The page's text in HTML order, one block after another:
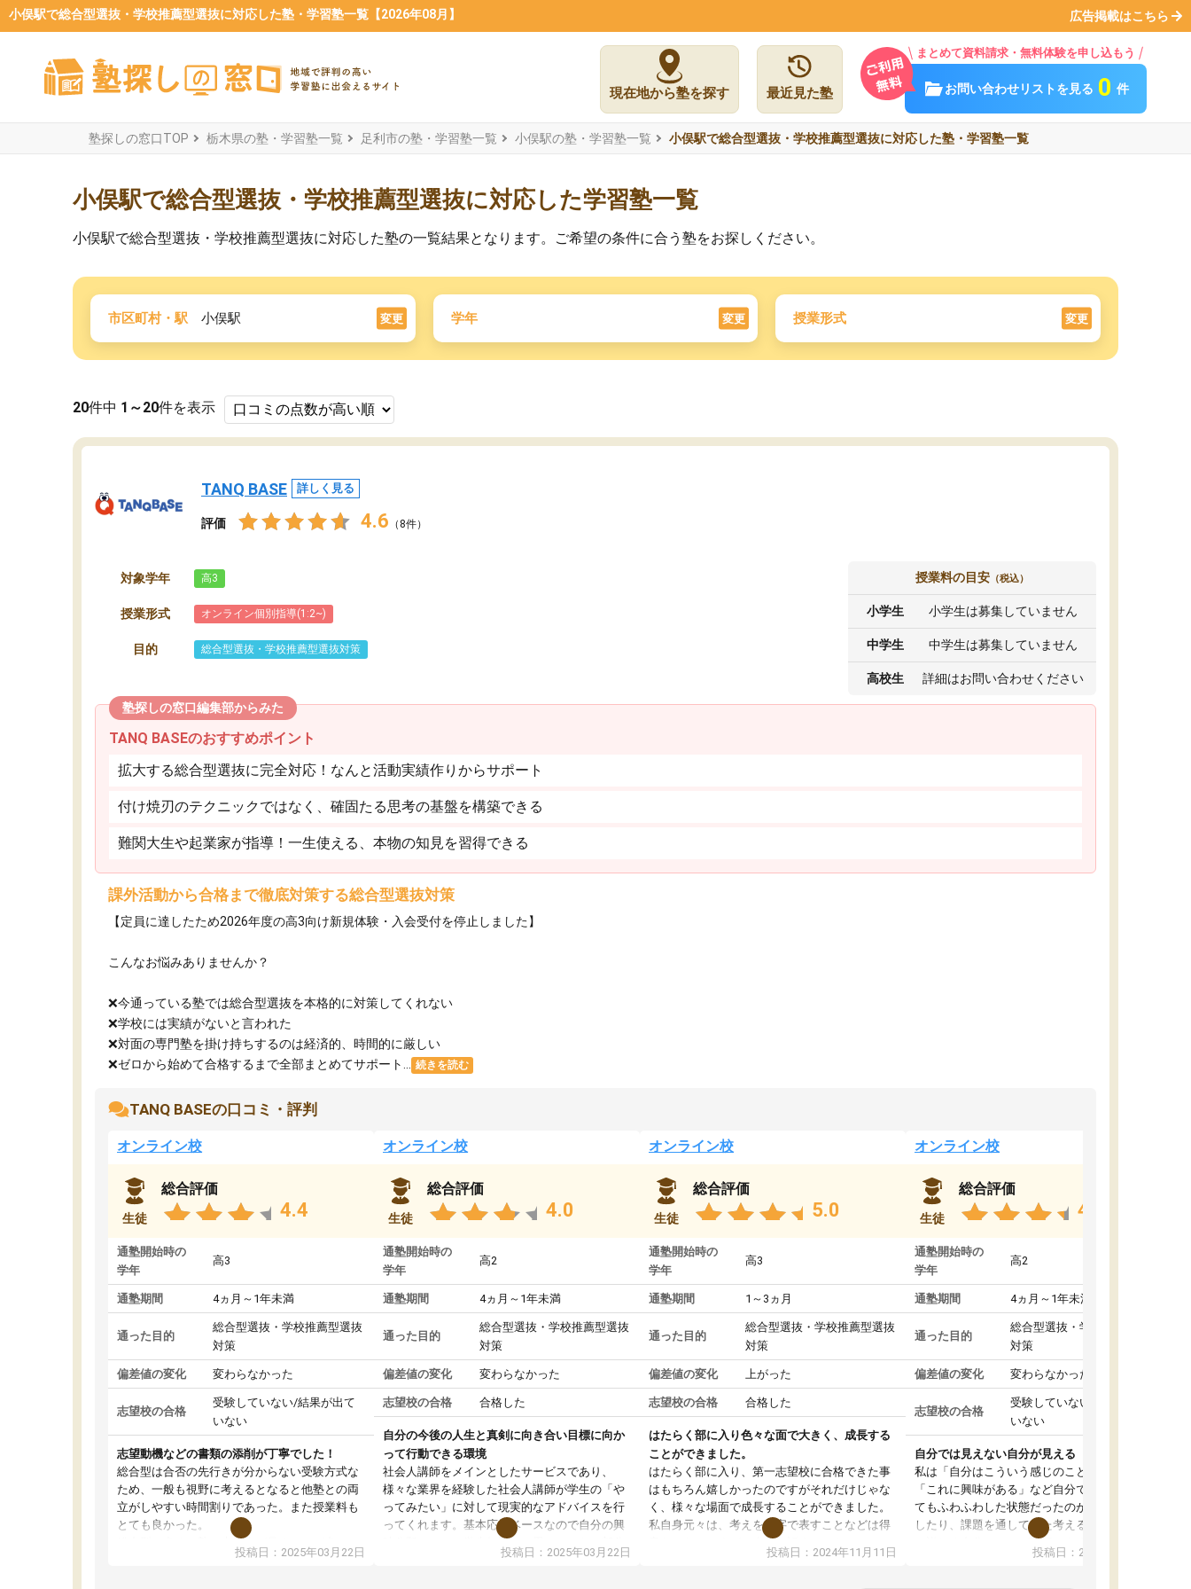
小俣駅で総合型選抜・学校推薦型選抜に対応した塾・学習塾一覧【2026年08月】 広告掲載はこちら
現在地から塾を探す 最近見た塾
まとめて資料請求・無料体験を申し込もう
お問い合わせリストを見る 0 件
塾探しの窓口TOP 栃木県の塾・学習塾一覧 足利市の塾・学習塾一覧 小俣駅の塾・学習塾一覧 小俣駅で総合型選抜・学校推薦型選抜に対応した塾・学習塾一覧
小俣駅で総合型選抜・学校推薦型選抜に対応した学習塾一覧
小俣駅で総合型選抜・学校推薦型選抜に対応した塾の一覧結果となります。ご希望の条件に合う塾をお探しください。
市区町村・駅 小俣駅 変更 学年 変更 授業形式 変更
20件中 1～20件を表示
TANQ BASE 詳しく見る
評価 4.6 （8件）
対象学年 高3
授業形式 オンライン個別指導(1:2~)
目的 総合型選抜・学校推薦型選抜対策
授業料の目安 （税込）
小学生 小学生は募集していません
中学生 中学生は募集していません
高校生 詳細はお問い合わせください
塾探しの窓口編集部からみた
TANQ BASEのおすすめポイント
拡大する総合型選抜に完全対応！なんと活動実績作りからサポート
付け焼刃のテクニックではなく、確固たる思考の基盤を構築できる
難関大生や起業家が指導！一生使える、本物の知見を習得できる
課外活動から合格まで徹底対策する総合型選抜対策
【定員に達したため2026年度の高3向け新規体験・入会受付を停止しました】
こんなお悩みありませんか？
❌今通っている塾では総合型選抜を本格的に対策してくれない
❌学校には実績がないと言われた
❌対面の専門塾を掛け持ちするのは経済的、時間的に厳しい
❌ゼロから始めて合格するまで全部まとめてサポート...
続きを読む
TANQ BASEの口コミ・評判
オンライン校
生徒
総合評価
4.4
通塾開始時の
学年
高3
通塾期間 4ヵ月～1年未満
通った目的
総合型選抜・学校推薦型選抜
対策
偏差値の変化 変わらなかった
志望校の合格
受験していない/結果が出て
いない
志望動機などの書類の添削が丁寧でした！
総合型は合否の先行きが分からない受験方式な
ため、一般も視野に考えるとなると他塾との両
立がしやすい時間割りであった。また授業料も
とても良かった。
総合型の多くの塾は大学生が見ることが多い
が、はたらく部総合型コースは大学生の目だけ
投稿日：2025年03月22日
オンライン校
生徒
総合評価
4.0
通塾開始時の
学年
高2
通塾期間 4ヵ月～1年未満
通った目的
総合型選抜・学校推薦型選抜
対策
偏差値の変化 変わらなかった
志望校の合格 合格した
自分の今後の人生と真剣に向き合い目標に向か
って行動できる環境
社会人講師をメインとしたサービスであり、
様々な業界を経験した社会人講師が学生の「や
ってみたい」に対して現実的なアドバイスを行
ってくれます。基本応援ベースなので自分の興
味分野について学生知識では思いつかない部分
まで深ぼる事が出来ます。
投稿日：2025年03月22日
オンライン校
生徒
総合評価
5.0
通塾開始時の
学年
高3
通塾期間 1～3ヵ月
通った目的
総合型選抜・学校推薦型選抜
対策
偏差値の変化 上がった
志望校の合格 合格した
はたらく部に入り色々な面で大きく、成長する
ことができました。
はたらく部に入り、第一志望校に合格できた事
はもちろん嬉しかったのですがそれだけじゃな
く、様々な場面で成長することができました。
私自身元々は、考えを文字で表すことなどは得
意だったのですが、人前で話すことやコミュニ
ケーションをとることが苦手でした。
投稿日：2024年11月11日
オンライン校
生徒
総合評価
4.8
通塾開始時の
学年
高2
通塾期間 4ヵ月～1年未満
通った目的
総合型選抜・学校推薦型選抜
対策
偏差値の変化 変わらなかった
志望校の合格
受験していない/結果が出て
いない
自分では見えない自分が見える
私は「自分はこういう感じのことがしたい」
「これに興味がある」など自分で自己分析をし
てもふわふわした状態だったのが、コーチと話
したり、課題を通してまた考えることで、もっ
と詳しく自分のことが理解できました。いつで
も質問できるので、そこも1つの魅力です。ま
投稿日：2024年10月31日